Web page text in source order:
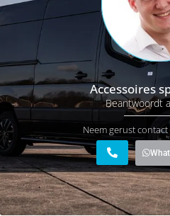
Accessoires
Beantwoordt
Neem gerust